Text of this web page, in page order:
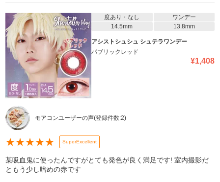
度あり・なし
ワンデー
14.5mm
13.8mm
アシストシュシュ シュテラワンデー
パブリックレッド
¥1,408
モアコンユーザーの声(登録件数:2)
★★★★★ SuperExcellent
某吸血鬼に使ったんですがとても発色が良く満足です! 室内撮影だ
ともう少し暗めの赤です